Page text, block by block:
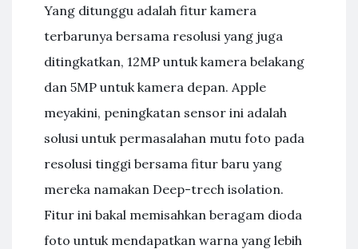
Yang ditunggu adalah fitur kamera
terbarunya bersama resolusi yang juga
ditingkatkan, 12MP untuk kamera belakang
dan 5MP untuk kamera depan. Apple
meyakini, peningkatan sensor ini adalah
solusi untuk permasalahan mutu foto pada
resolusi tinggi bersama fitur baru yang
mereka namakan Deep-trech isolation.
Fitur ini bakal memisahkan beragam dioda
foto untuk mendapatkan warna yang lebih